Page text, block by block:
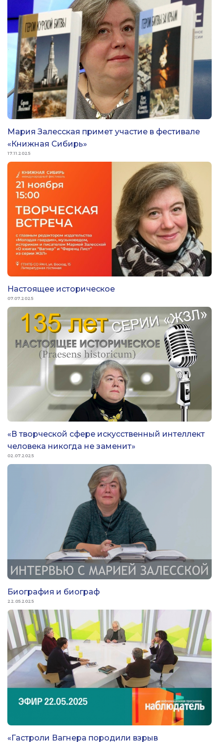
Мария Залесская примет участие в фестивале
«Книжная Сибирь»
17.11.2025
Настоящее историческое
07.07.2025
«В творческой сфере искусственный интеллект
человека никогда не заменит»
02.07.2025
Биография и биограф
22.05.2025
«Гастроли Вагнера породили взрыв